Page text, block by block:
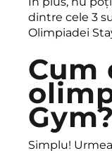
dintre cele 3
Olimpiadei
Cum
Gym?
Simplu!